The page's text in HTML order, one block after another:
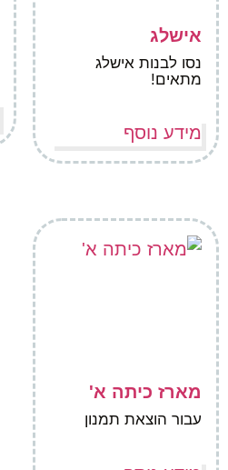
אישלג
נסו לבנות אישלג
מתאים!
מידע נוסף
מארז כיתה א'
עבור הוצאת תמנון